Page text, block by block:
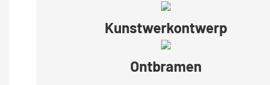
Kunstwerkontwerp
Ontbramen